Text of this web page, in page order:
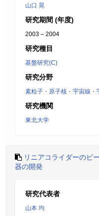
山口 晃
研究期間 (年度)
2003 – 2004
研究種目
基盤研究(C)
研究分野
素粒子・原子核・宇宙線・
研究機関
東北大学
リニアコライダーのビ
器の開発
研究代表者
山本 均